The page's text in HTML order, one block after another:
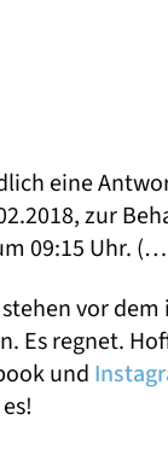
eine
zur
09:15 Uhr.
vor
Es regnet.
und